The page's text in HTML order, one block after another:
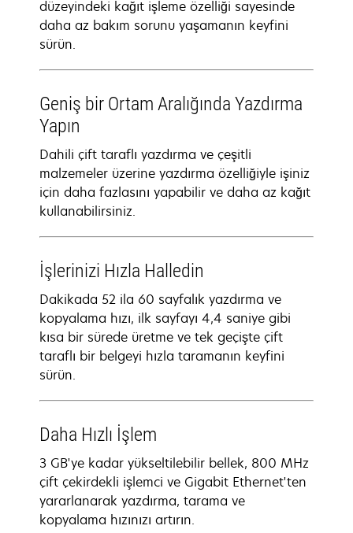
düzeyindeki kağıt işleme özelliği sayesinde
daha az bakım sorunu yaşamanın keyfini
sürün.
Geniş bir Ortam Aralığında Yazdırma
Yapın
Dahili çift taraflı yazdırma ve çeşitli
malzemeler üzerine yazdırma özelliğiyle işiniz
için daha fazlasını yapabilir ve daha az kağıt
kullanabilirsiniz.
İşlerinizi Hızla Halledin
Dakikada 52 ila 60 sayfalık yazdırma ve
kopyalama hızı, ilk sayfayı 4,4 saniye gibi
kısa bir sürede üretme ve tek geçişte çift
taraflı bir belgeyi hızla taramanın keyfini
sürün.
Daha Hızlı İşlem
3 GB'ye kadar yükseltilebilir bellek, 800 MHz
çift çekirdekli işlemci ve Gigabit Ethernet'ten
yararlanarak yazdırma, tarama ve
kopyalama hızınızı artırın.